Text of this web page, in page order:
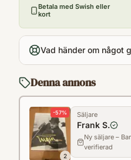
2015
Antal sidor
317
Språk
Kategori
DNBF
Format
Inbunden
Betala med Swish eller
kort
Vad händer om något
Denna annons
-57%
2
Säljare
Frank S.
Ny säljare –
verifierad